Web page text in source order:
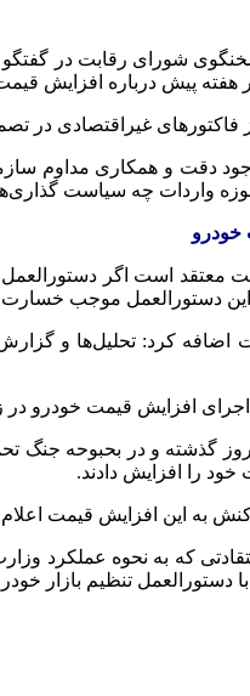
شورای رقابت در گفتگو
هفته پیش درباره افزایش
فاکتورهای غیراقتصادی در
دقت و همکاری مداوم
واردات چه سیاست
خودرو
معتقد است اگر
دستورالعمل موجب
کرد: تحلیل‌ها و
افزایش قیمت خودرو در زمان نامناسب
جنگ تحمیلی ۱۲ روزه، قیمت خودروهای داخلی دستخوش
را افزایش دادند.
به این افزایش قیمت
که به نحوه عملکرد
با دستورالعمل تنظیم بازار